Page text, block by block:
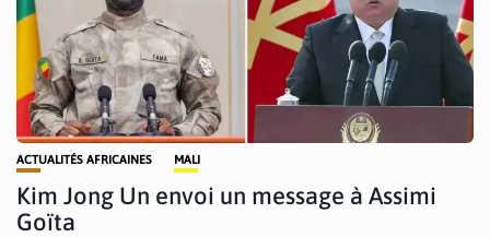
ACTUALITÉS AFRICAINES MALI
Kim Jong Un envoi un message à Assimi
Goïta